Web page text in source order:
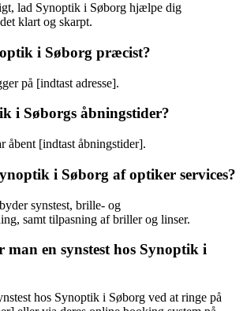
lad Synoptik i Søborg hjælpe dig
klart og skarpt.
i Søborg præcist?
på [indtast adresse].
i Søborgs åbningstider?
åbent [indtast åbningstider].
i Søborg af optiker services?
synstest, brille- og
samt tilpasning af briller og linser.
en synstest hos Synoptik i
hos Synoptik i Søborg ved at ringe på